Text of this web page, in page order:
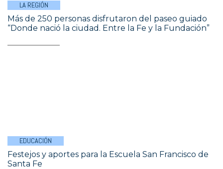
LA REGIÓN
Más de 250 personas disfrutaron del paseo guiado
“Donde nació la ciudad. Entre la Fe y la Fundación”
EDUCACIÓN
Festejos y aportes para la Escuela San Francisco de
Santa Fe